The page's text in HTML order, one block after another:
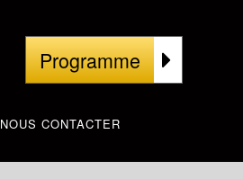
NOUS CONTACTER
Programme